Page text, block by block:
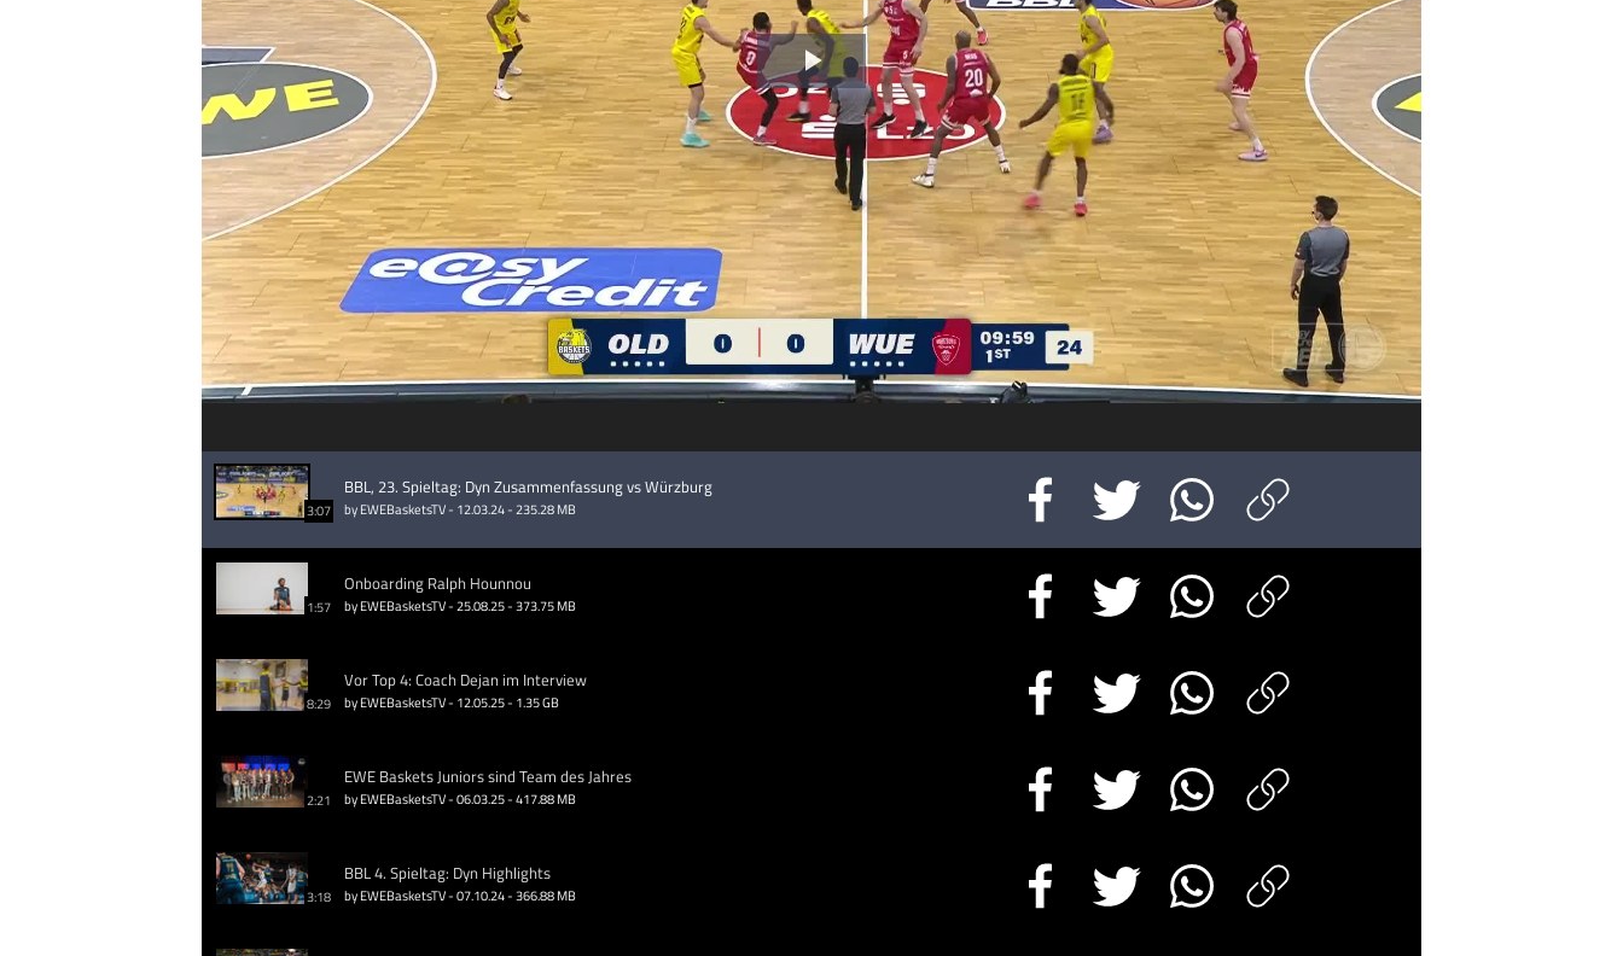
Video
abspielen
3:07
BBL, 23. Spieltag: Dyn Zusammenfassung vs Würzburg
by EWEBasketsTV - 12.03.24 - 235.28 MB
1:57
Onboarding Ralph Hounnou
by EWEBasketsTV - 25.08.25 - 373.75 MB
8:29
Vor Top 4: Coach Dejan im Interview
by EWEBasketsTV - 12.05.25 - 1.35 GB
2:21
EWE Baskets Juniors sind Team des Jahres
by EWEBasketsTV - 06.03.25 - 417.88 MB
3:18
BBL 4. Spieltag: Dyn Highlights
by EWEBasketsTV - 07.10.24 - 366.88 MB